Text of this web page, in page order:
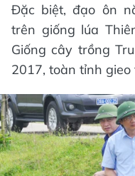
Đặc biệt, đạo ôn
trên giống lúa
Giống cây trồng
2017, toàn tỉnh